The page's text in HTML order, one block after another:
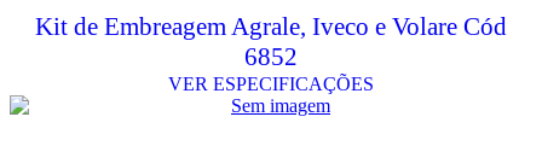
Kit de Embreagem Agrale, Iveco e Volare Cód
6852
VER ESPECIFICAÇÕES